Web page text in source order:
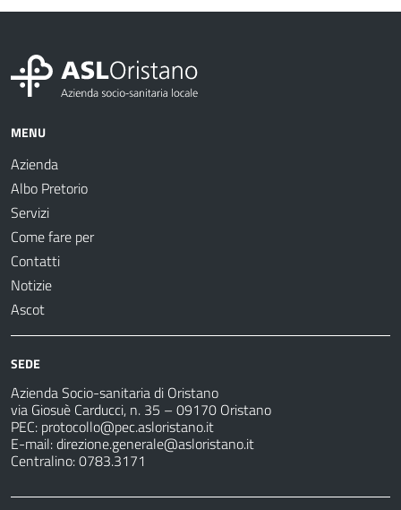
MENU
Azienda
Albo Pretorio
Servizi
Come fare per
Contatti
Notizie
Ascot
SEDE
Azienda Socio-sanitaria di Oristano
via Giosuè Carducci, n. 35 – 09170 Oristano
PEC: protocollo@pec.asloristano.it
E-mail:direzione.generale@asloristano.it
Centralino: 0783.3171